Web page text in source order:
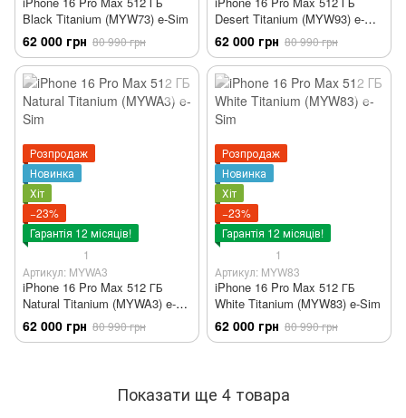
Black Titanium (MYW73) e-Sim
62 000 грн 80 990 грн
Desert Titanium (MYW93) e-
Sim
62 000 грн 80 990 грн
Розпродаж
Новинка
Хіт
−23%
Гарантія 12 місяців!
1
Артикул: MYWA3
iPhone 16 Pro Max 512 ГБ
Natural Titanium (MYWA3) e-
Sim
62 000 грн 80 990 грн
Розпродаж
Новинка
Хіт
−23%
Гарантія 12 місяців!
1
Артикул: MYW83
iPhone 16 Pro Max 512 ГБ
White Titanium (MYW83) e-Sim
62 000 грн 80 990 грн
Показати ще 4 товара